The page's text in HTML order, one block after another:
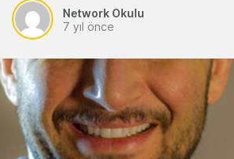
Network Okulu
7 yıl önce